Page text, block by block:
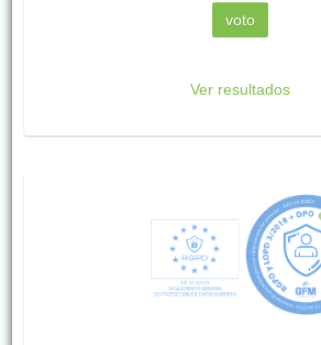
Ver resultados